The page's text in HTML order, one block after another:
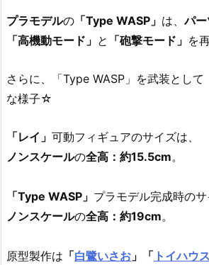
プラモデルの 「Type WASP」 は、パー
「高機動モード」 と 「砲撃モード」 を
さらに、「Type WASP」を武装とし
な様子☆
「レイ」 可動フィギュアのサイズは、
ノンスケールの全高：約15.5cm。
「Type WASP」 プラモデル完成時のサ
ノンスケールの全高：約19cm。
原型製作は 「白鷺いさお 」「 トイハウス